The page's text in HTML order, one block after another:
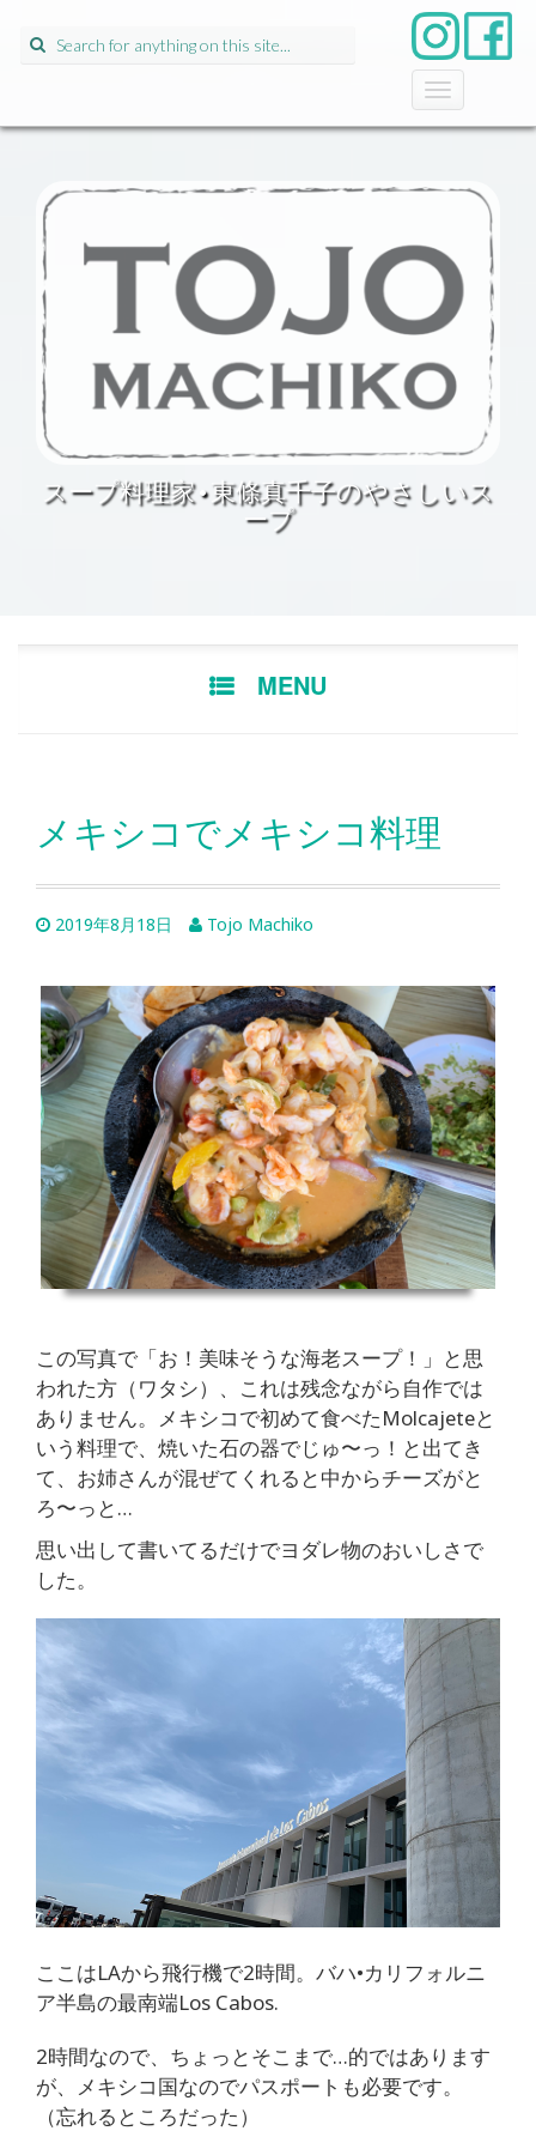
Search
for:
T
o
g
l
a
v
i
g
t
i
n
スープ料理家•東條真千子のやさしいス
ープ
MENU
メキシコでメキシコ料理
2019年8月18日 Tojo Machiko
この写真で「お！美味そうな海老スープ！」と思
われた方（ワタシ）、これは残念ながら自作では
ありません。メキシコで初めて食べたMolcajeteと
いう料理で、焼いた石の器でじゅ〜っ！と出てき
て、お姉さんが混ぜてくれると中からチーズがと
ろ〜っと…
思い出して書いてるだけでヨダレ物のおいしさで
した。
ここはLAから飛行機で2時間。バハ•カリフォルニ
ア半島の最南端Los Cabos.
2時間なので、ちょっとそこまで…的ではあります
が、メキシコ国なのでパスポートも必要です。
（忘れるところだった）